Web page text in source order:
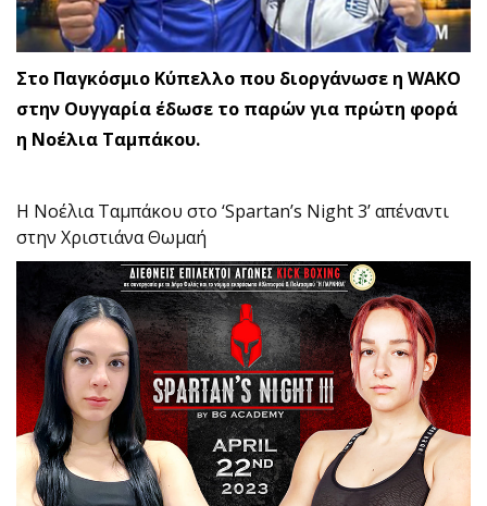
Στο Παγκόσμιο Κύπελλο που διοργάνωσε η WAKO
στην Ουγγαρία έδωσε το παρών για πρώτη φορά
η Νοέλια Ταμπάκου.
Η Νοέλια Ταμπάκου στο ‘Spartan’s Night 3’ απέναντι
στην Χριστιάνα Θωμαή